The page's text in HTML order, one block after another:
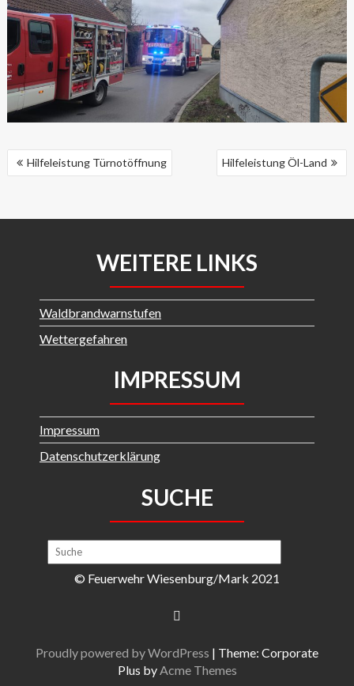
BEITRAGSNAVIGATION
Hilfeleistung Türnotöffnung Hilfeleistung Öl-Land
WEITERE LINKS
Waldbrandwarnstufen
Wettergefahren
IMPRESSUM
Impressum
Datenschutzerklärung
SUCHE
© Feuerwehr Wiesenburg/Mark 2021
Proudly powered by WordPress | Theme: Corporate
Plus byAcme Themes